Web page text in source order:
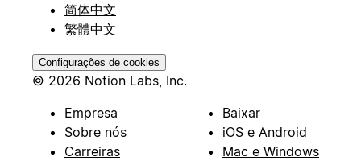
简体中文
繁體中文
Configurações de cookies
© 2026 Notion Labs, Inc.
Empresa
Sobre nós
Carreiras
Baixar
iOS e Android
Mac e Windows